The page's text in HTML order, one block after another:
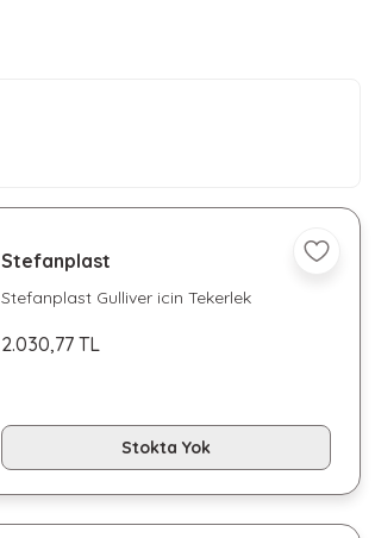
Stefanplast
Stefanplast Gulliver icin Tekerlek
2.030,77 TL
Stokta Yok